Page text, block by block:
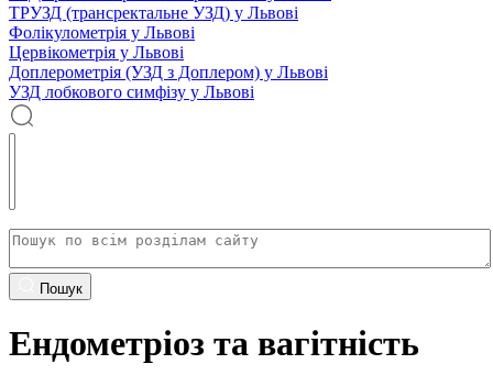
ТРУЗД (трансректальне УЗД) у Львові
Фолікулометрія у Львові
Цервікометрія у Львові
Доплерометрія (УЗД з Доплером) у Львові
УЗД лобкового симфізу у Львові
Пошук
Ендометріоз та вагітність